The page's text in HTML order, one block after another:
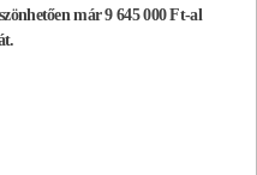
már 9 645 000 Ft-al